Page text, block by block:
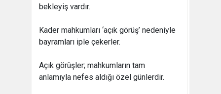
bekleyiş vardır.
Kader mahkumları ‘açık görüş’ nedeniyle
bayramları iple çekerler.
Açık görüşler; mahkumların tam
anlamıyla nefes aldığı özel günlerdir.